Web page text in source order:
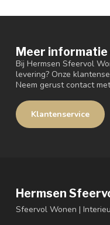
Meer informatie
Bij Hermsen Sfeervol
levering? Onze
Neem gerust contact
Klantenservice
Hermsen
Sfeervol Wonen |